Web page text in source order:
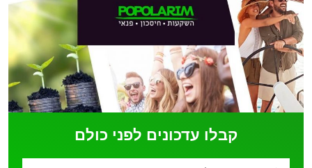
קבלו עדכונים לפני כולם